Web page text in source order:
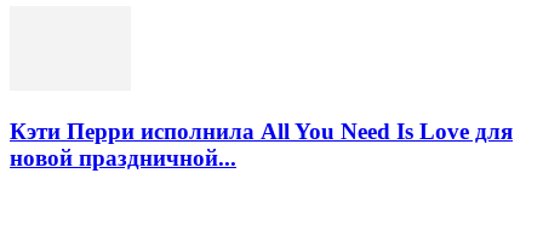
Кэти Перри исполнила All You Need Is Love для
новой праздничной...